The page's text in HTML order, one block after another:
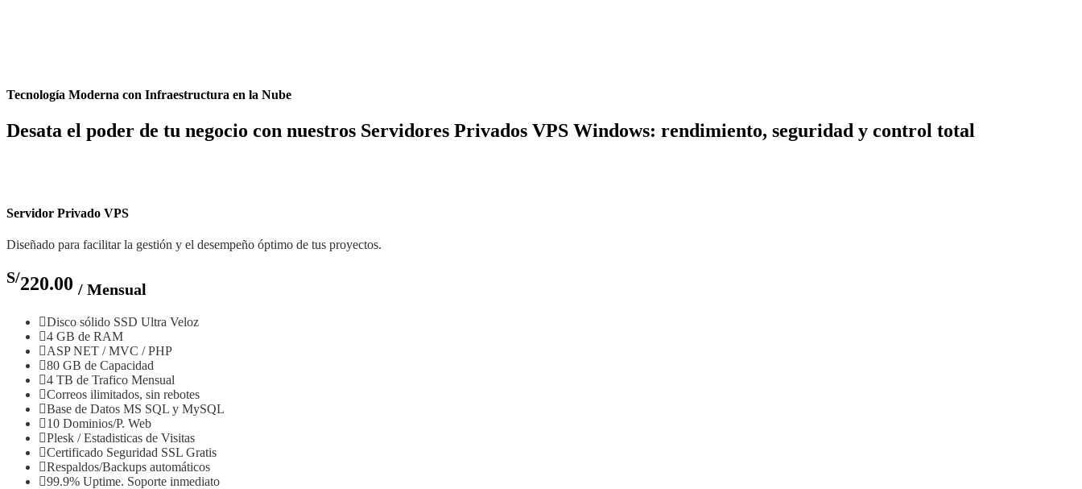
Tecnología Moderna con Infraestructura en la Nube
Desata el poder de tu negocio con nuestros Servidores Privados VPS Windows: rendimiento, seguridad y control total
Servidor Privado VPS
Diseñado para facilitar la gestión y el desempeño óptimo de tus proyectos.
S/220.00 / Mensual
Disco sólido SSD Ultra Veloz
4 GB de RAM
ASP NET / MVC / PHP
80 GB de Capacidad
4 TB de Trafico Mensual
Correos ilimitados, sin rebotes
Base de Datos MS SQL y MySQL
10 Dominios/P. Web
Plesk / Estadisticas de Visitas
Certificado Seguridad SSL Gratis
Respaldos/Backups automáticos
99.9% Uptime. Soporte inmediato